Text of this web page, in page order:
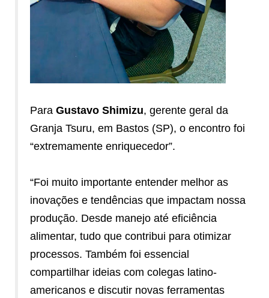
Para Gustavo Shimizu, gerente geral da
Granja Tsuru, em Bastos (SP), o encontro foi
“extremamente enriquecedor”.
“Foi muito importante entender melhor as
inovações e tendências que impactam nossa
produção. Desde manejo até eficiência
alimentar, tudo que contribui para otimizar
processos. Também foi essencial
compartilhar ideias com colegas latino-
americanos e discutir novas ferramentas